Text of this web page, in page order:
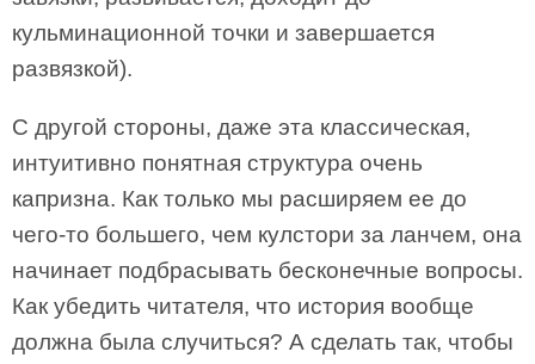
кульминационной точки и завершается
развязкой).
С другой стороны, даже эта классическая,
интуитивно понятная структура очень
капризна. Как только мы расширяем ее до
чего-то большего, чем кулстори за ланчем, она
начинает подбрасывать бесконечные вопросы.
Как убедить читателя, что история вообще
должна была случиться? А сделать так, чтобы